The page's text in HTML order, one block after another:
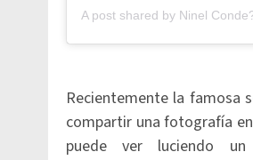
A post shared by Ninel
Recientemente la famosa
compartir una fotografía
puede ver luciendo